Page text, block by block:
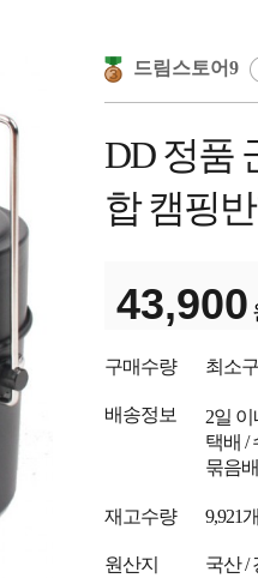
드림스토어9
DD 정품
합 캠핑
43,900
구매수량 최소
배송정보 2일
택배 /
묶음
재고수량 9,921개
원산지 국산 /